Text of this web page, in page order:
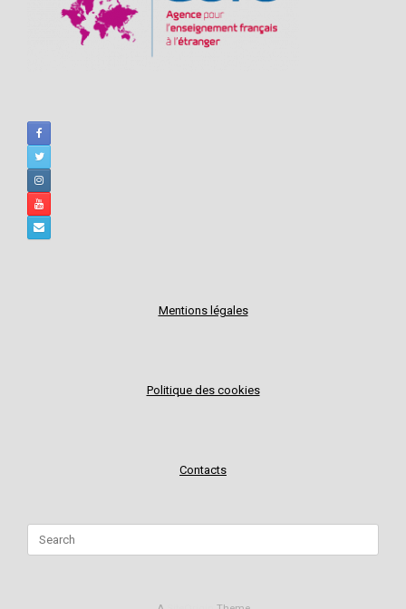
Mentions légales
Politique des cookies
Contacts
for: